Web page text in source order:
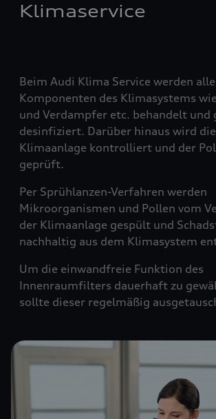
Klimaservice
Beim Audi Klima Service werden
Komponenten des Klimasystems
und Verdampfer etc. behandelt und
desinfiziert. Darüber hinaus wird
Klimaanlage kontrolliert und der
geprüft.
Per Sprühlanzen-Verfahren werden
Mikroorganismen und Pollen vom
der Klimaanlage gespült und
nachhaltig aus dem Klimasystem
Um die einwandfreie Funktion des
Innenraumfilters dauerhaft zu
sollte dieser regelmäßig